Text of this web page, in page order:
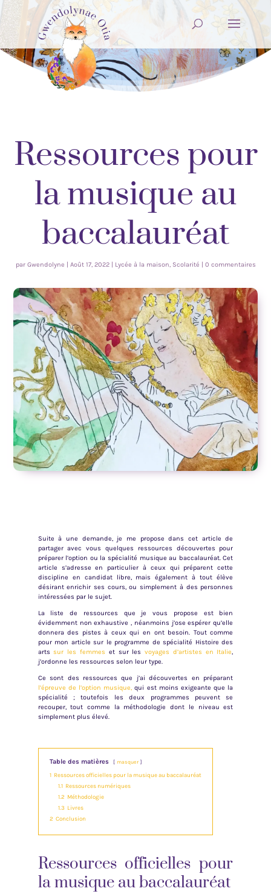
Ressources pour
la musique au
baccalauréat
par Gwendolyne | Août 17, 2022| Lycée à la maison Scolarité | 0 commentaires
Suite à une demande, je me propose dans cet article de
partager avec vous quelques ressources découvertes pour
préparer l’option ou la spécialité musique au baccalauréat. Cet
article s’adresse en particulier à ceux qui préparent cette
discipline en candidat libre, mais également à tout élève
désirant enrichir ses cours, ou simplement à des personnes
intéressées par le sujet.
La liste de ressources que je vous propose est bien
évidemment non exhaustive , néanmoins j’ose espérer qu’elle
donnera des pistes à ceux qui en ont besoin. Tout comme
pour mon article sur le programme de spécialité Histoire des
artssur les femmes et sur lesvoyages d’artistes en Italie,
j’ordonne les ressources selon leur type.
Ce sont des ressources que j’ai découvertes en préparant
l’épreuve de l’option musique, qui est moins exigeante que la
spécialité ; toutefois les deux programmes peuvent se
recouper, tout comme la méthodologie dont le niveau est
simplement plus élevé.
Table des matières masquer
1 Ressources officielles pour la musique au baccalauréat
1.1 Ressources numériques
1.2 Méthodologie
1.3 Livres
2 Conclusion
Ressources officielles pour
la musique au baccalauréat